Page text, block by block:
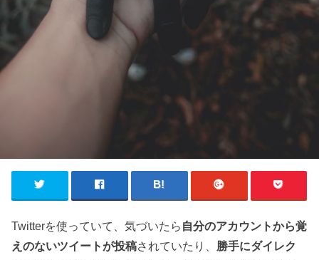
Twitterを使っていて、気づいたら 自分のアカウントから覚
えのないツイートが投稿されていたり、 勝手にダイレク